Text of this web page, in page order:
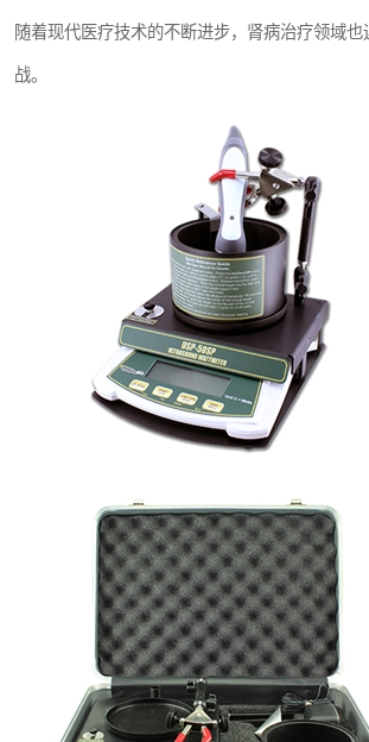
随着现代医疗技术的不断进步，肾病治疗领域
战。